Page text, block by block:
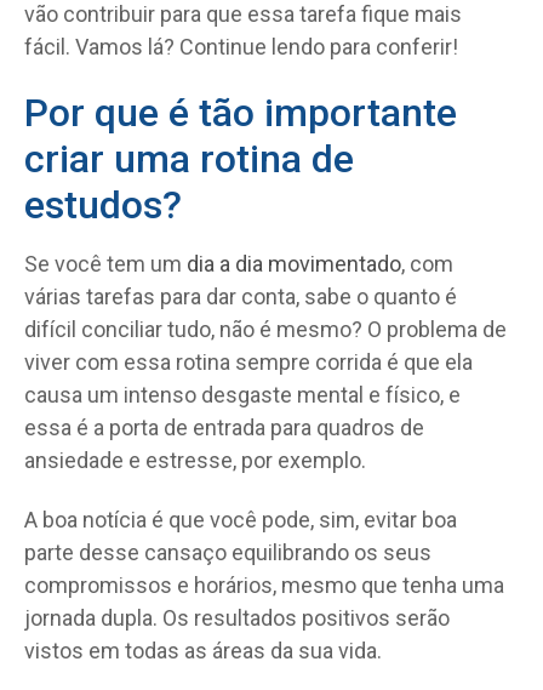
vão contribuir para que essa tarefa fique mais
fácil. Vamos lá? Continue lendo para conferir!
Por que é tão importante
criar uma rotina de
estudos?
Se você tem um dia a dia movimentado, com
várias tarefas para dar conta, sabe o quanto é
difícil conciliar tudo, não é mesmo? O problema de
viver com essa rotina sempre corrida é que ela
causa um intenso desgaste mental e físico, e
essa é a porta de entrada para quadros de
ansiedade e estresse, por exemplo.
A boa notícia é que você pode, sim, evitar boa
parte desse cansaço equilibrando os seus
compromissos e horários, mesmo que tenha uma
jornada dupla. Os resultados positivos serão
vistos em todas as áreas da sua vida.